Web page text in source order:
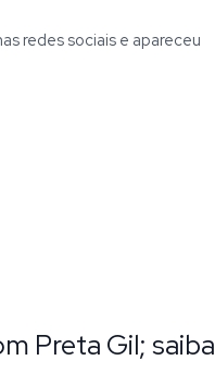
redes sociais e apareceu
Preta Gil; saiba